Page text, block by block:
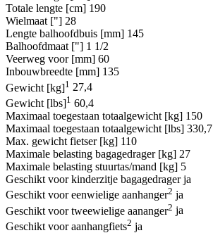
Totale lengte [cm] 190
Wielmaat ["] 28
Lengte balhoofdbuis [mm] 145
Balhoofdmaat ["] 1 1/2
Veerweg voor [mm] 60
Inbouwbreedte [mm] 135
Gewicht [kg]1 27,4
Gewicht [lbs]1 60,4
Maximaal toegestaan totaalgewicht [kg] 150
Maximaal toegestaan totaalgewicht [lbs] 330,7
Max. gewicht fietser [kg] 110
Maximale belasting bagagedrager [kg] 27
Maximale belasting stuurtas/mand [kg] 5
Geschikt voor kinderzitje bagagedrager ja
Geschikt voor eenwielige aanhanger2 ja
Geschikt voor tweewielige aananger2 ja
Geschikt voor aanhangfiets2 ja